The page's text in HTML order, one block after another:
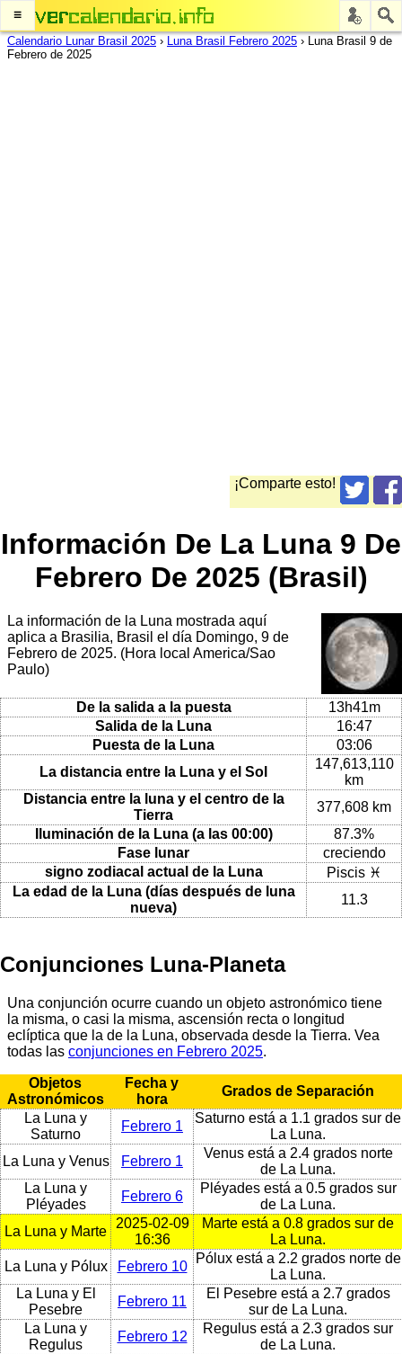
≡
Calendario Lunar Brasil 2025 › Luna Brasil Febrero 2025 › Luna Brasil 9 de
Febrero de 2025
¡Comparte esto!
Información De La Luna 9 De
Febrero De 2025 (Brasil)
La información de la Luna mostrada aquí
aplica a Brasilia, Brasil el día Domingo, 9 de
Febrero de 2025. (Hora local America/Sao
Paulo)
De la salida a la puesta
13h41m
Salida de la Luna
16:47
Puesta de la Luna
03:06
La distancia entre la Luna y el Sol
147,613,110
km
Distancia entre la luna y el centro de la
Tierra
377,608 km
Iluminación de la Luna (a las 00:00)
87.3%
Fase lunar
creciendo
signo zodiacal actual de la Luna
Piscis ♓
La edad de la Luna (días después de luna
nueva)
11.3
Conjunciones Luna-Planeta
Una conjunción ocurre cuando un objeto astronómico tiene
la misma, o casi la misma, ascensión recta o longitud
eclíptica que la de la Luna, observada desde la Tierra. Vea
todas las conjunciones en Febrero 2025.
Objetos
Astronómicos
Fecha y
hora
Grados de Separación
La Luna y
Saturno
Febrero 1
Saturno está a 1.1 grados sur de
La Luna.
La Luna y Venus
Febrero 1
Venus está a 2.4 grados norte
de La Luna.
La Luna y
Pléyades
Febrero 6
Pléyades está a 0.5 grados sur
de La Luna.
La Luna y Marte
2025-02-09
16:36
Marte está a 0.8 grados sur de
La Luna.
La Luna y Pólux
Febrero 10
Pólux está a 2.2 grados norte de
La Luna.
La Luna y El
Pesebre
Febrero 11
El Pesebre está a 2.7 grados
sur de La Luna.
La Luna y
Regulus
Febrero 12
Regulus está a 2.3 grados sur
de La Luna.